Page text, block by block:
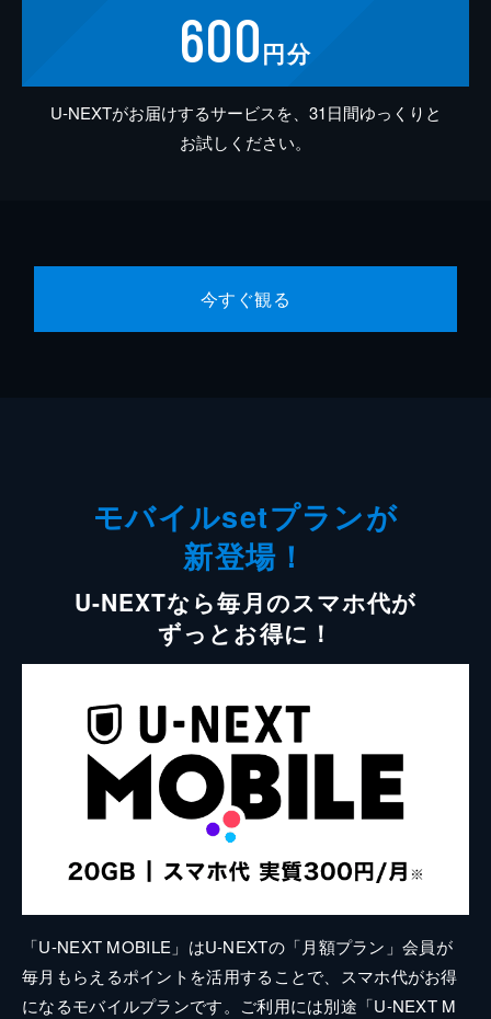
600円分
U-NEXTがお届けするサービスを、31日間ゆっくりと
お試しください。
今すぐ観る
モバイルsetプランが
新登場！
U-NEXTなら毎月のスマホ代が
ずっとお得に！
「U-NEXT MOBILE」はU-NEXTの「月額プラン」会員が
毎月もらえるポイントを活用することで、スマホ代がお得
になるモバイルプランです。ご利用には別途「U-NEXT M